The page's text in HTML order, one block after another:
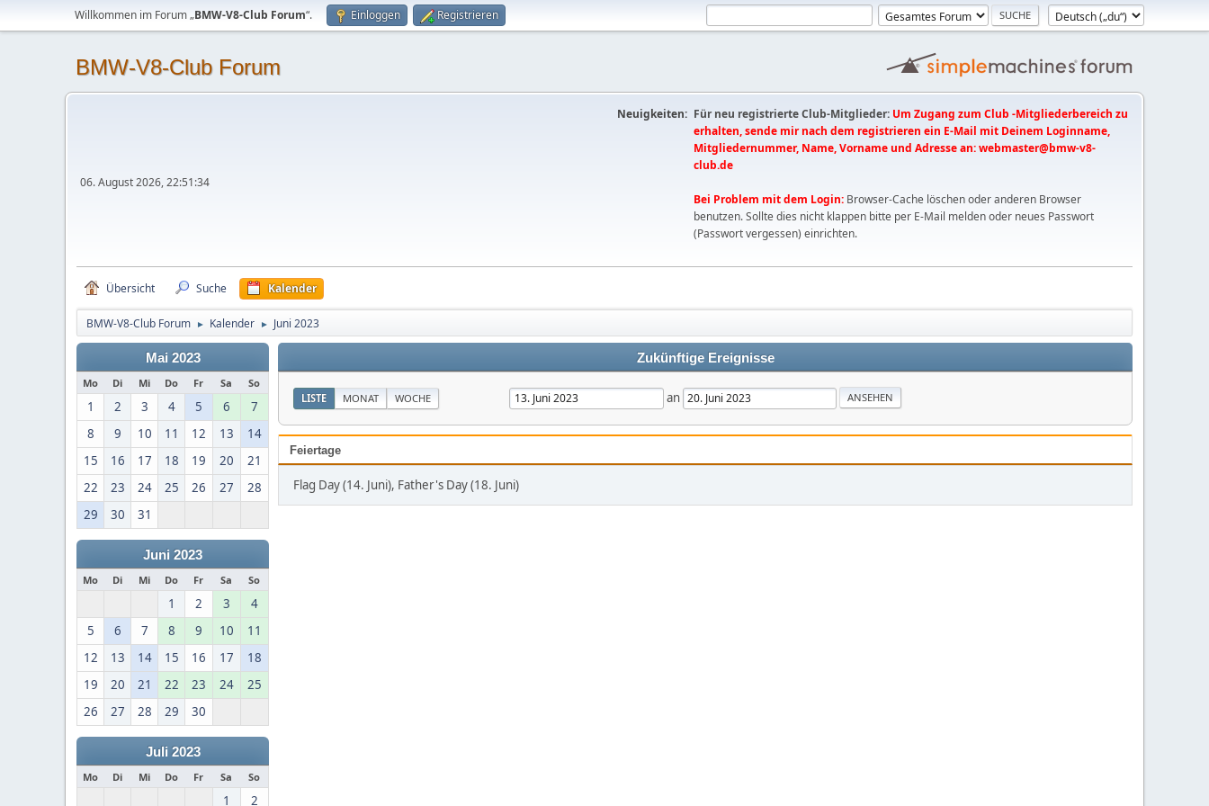
Willkommen im Forum „BMW-V8-Club Forum“. Einloggen Registrieren
BMW-V8-Club Forum
06. August 2026, 22:51:34
Neuigkeiten: Für neu registrierte Club-Mitglieder: Um Zugang zum Club -Mitgliederbereich zu
erhalten, sende mir nach dem registrieren ein E-Mail mit Deinem Loginname,
Mitgliedernummer, Name, Vorname und Adresse an:webmaster@bmw-v8-
club.de
Bei Problem mit dem Login: Browser-Cache löschen oder anderen Browser
benutzen. Sollte dies nicht klappen bitte per E-Mail melden oder neues Passwort
(Passwort vergessen) einrichten.
Übersicht Suche Kalender
BMW-V8-Club Forum ► Kalender ► Juni 2023
Mai 2023
Mo Di Mi Do Fr Sa So
1 2 3 4 5 6
7
8
9 10 11 12 13
14
15
16 17 18 19 20
21
22
23 24 25 26 27
28
29
30 31
Juni 2023
Mo Di Mi Do Fr Sa So
1 2 3
4
5
6 7 8 9 10
11
12
13 14 15 16 17
18
19
20 21 22 23 24
25
26
27 28 29 30
Juli 2023
Mo Di Mi Do Fr Sa So
1 2
Zukünftige Ereignisse
LISTE MONAT WOCHE an
Feiertage
Flag Day (14. Juni), Father's Day (18. Juni)